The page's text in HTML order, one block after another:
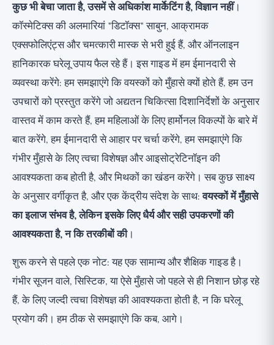
कुछ भी बेचा जाता है, उसमें से अधिकांश मार्केटिंग है, विज्ञान नहीं।
कॉस्मेटिक्स की अलमारियां "डिटॉक्स" साबुन, आक्रामक
एक्सफोलिएंट्स और चमत्कारी मास्क से भरी हुई हैं, और ऑनलाइन
हानिकारक घरेलू उपाय फैल रहे हैं। इस गाइड में हम ईमानदारी से
व्यवस्था करेंगे: हम समझाएंगे कि वयस्कों को मुँहासे क्यों होते हैं, हम उन
उपचारों को प्रस्तुत करेंगे जो अद्यतन चिकित्सा दिशानिर्देशों के अनुसार
वास्तव में काम करते हैं, हम महिलाओं के लिए हार्मोनल विकल्पों के बारे में
बात करेंगे, हम ईमानदारी से आहार पर चर्चा करेंगे, हम समझाएंगे कि
गंभीर मुँहासे के लिए त्वचा विशेषज्ञ और आइसोट्रेटिनॉइन की
आवश्यकता कब होती है, और मिथकों का खंडन करेंगे। सब कुछ साक्ष्य
के अनुसार वर्गीकृत है, और एक केंद्रीय संदेश के साथ:वयस्कों में मुँहासे
का इलाज संभव है, लेकिन इसके लिए धैर्य और सही उपकरणों की
आवश्यकता है, न कि तरकीबों की।
शुरू करने से पहले एक नोट: यह एक सामान्य और शैक्षिक गाइड है।
गंभीर सूजन वाले, सिस्टिक, या ऐसे मुँहासे जो पहले से ही निशान छोड़ रहे
हैं, के लिए जल्दी त्वचा विशेषज्ञ की आवश्यकता होती है, न कि घरेलू
प्रयोग की। हम ठीक से समझाएंगे कि कब, आगे।